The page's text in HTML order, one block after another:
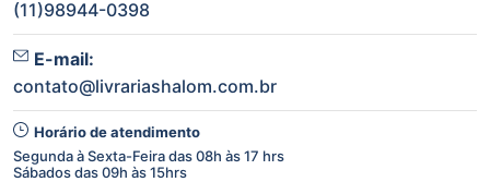
(11)98944-0398
E-mail:
contato@livrariashalom.com.br
Horário de atendimento
Segunda à Sexta-Feira das 08h às 17 hrs
Sábados das 09h às 15hrs